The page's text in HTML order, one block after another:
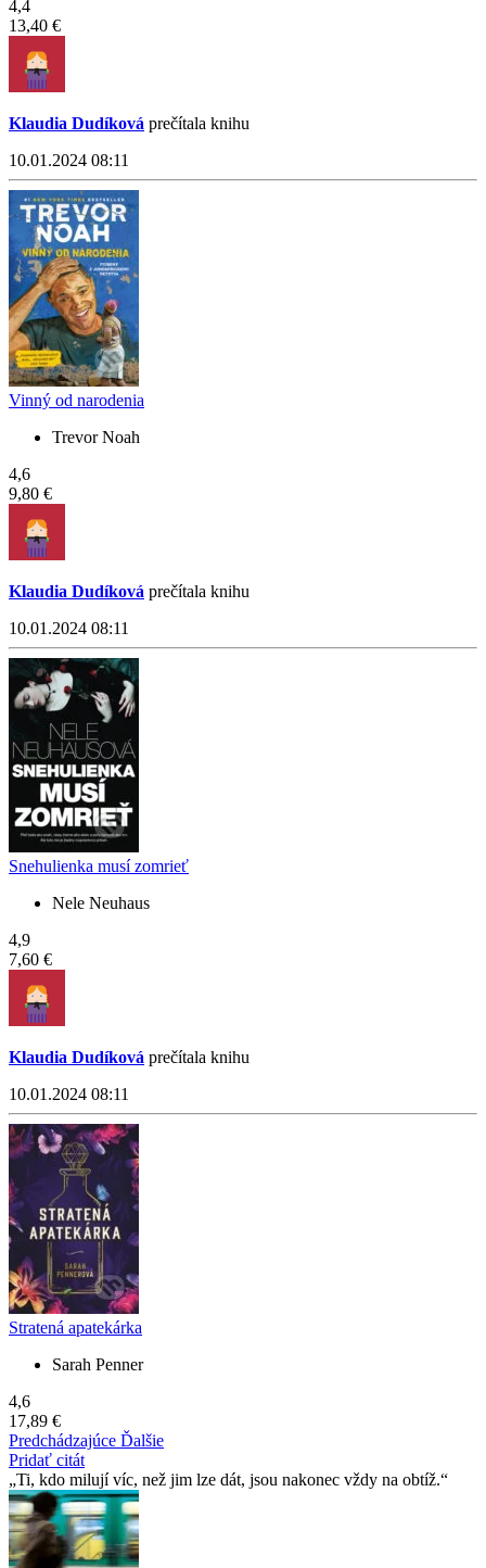
4,4
13,40 €
Klaudia Dudíková prečítala knihu
10.01.2024 08:11
Vinný od narodenia
Trevor Noah
4,6
9,80 €
Klaudia Dudíková prečítala knihu
10.01.2024 08:11
Snehulienka musí zomrieť
Nele Neuhaus
4,9
7,60 €
Klaudia Dudíková prečítala knihu
10.01.2024 08:11
Stratená apatekárka
Sarah Penner
4,6
17,89 €
Predchádzajúce Ďalšie
Pridať citát
Ti, kdo milují víc, než jim lze dát, jsou nakonec vždy na obtíž.